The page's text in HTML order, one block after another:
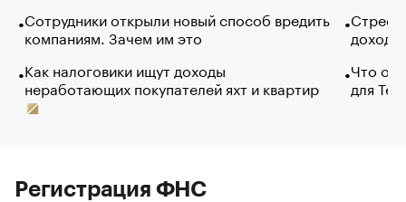
Сотрудники открыли новый способ вредить
компаниям. Зачем им это
Как налоговики ищут доходы
неработающих покупателей яхт и квартир
Что
для
Регистрация ФНС